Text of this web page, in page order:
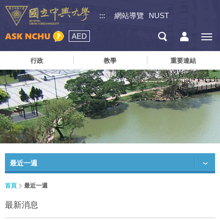
::: 網站導覽 NUST
AED
行政 教學 重要連結
最近一週
首頁 最近一週
最新消息